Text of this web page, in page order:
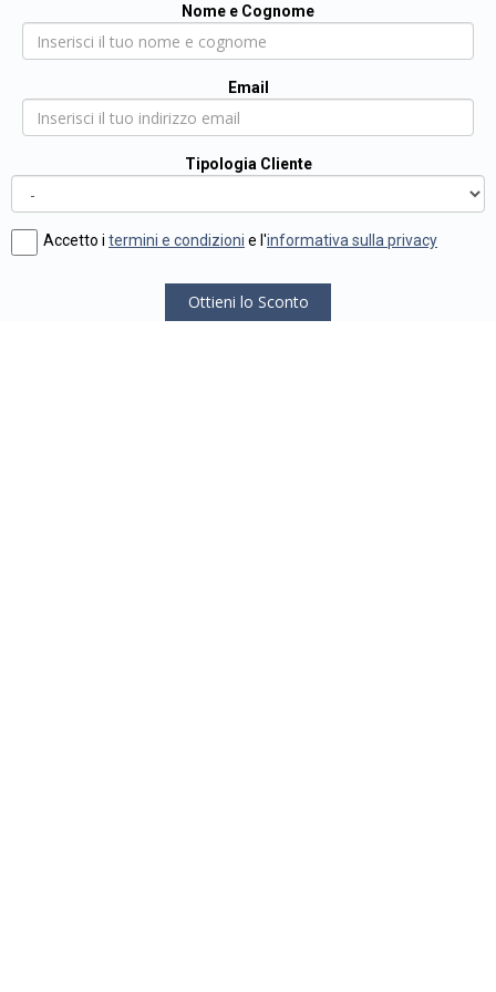
Nome e Cognome
Email
Tipologia Cliente
Accetto i termini e condizioni e l'informativa sulla privacy
Ottieni lo Sconto